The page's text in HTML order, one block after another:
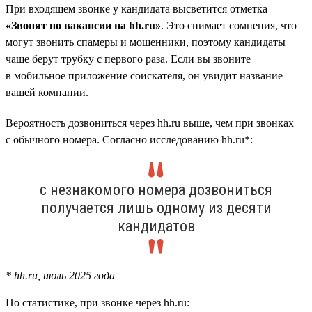
При входящем звонке у кандидата высветится отметка
«Звонят по вакансии на hh.ru». Это снимает сомнения, что
могут звонить спамеры и мошенники, поэтому кандидаты
чаще берут трубку с первого раза. Если вы звоните
в мобильное приложение соискателя, он увидит название
вашей компании.
Вероятность дозвониться через hh.ru выше, чем при звонках
с обычного номера. Согласно исследованию hh.ru*:
с незнакомого номера дозвониться
получается лишь одному из десяти
кандидатов
* hh.ru, июль 2025 года
По статистике, при звонке через hh.ru: